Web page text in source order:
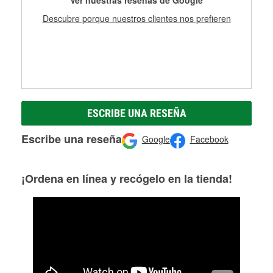
Descubre porque nuestros clientes nos prefieren
ESCRIBE UNA RESEÑA
Escribe una reseña Google Facebook
¡Ordena en línea y recógelo en la tienda!